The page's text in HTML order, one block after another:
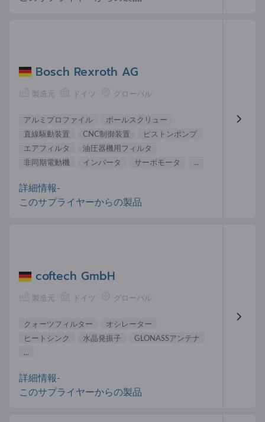
Bosch Rexroth AG
製造元 ドイツ グローバル
アルミプロファイル
ボールスクリュー
直線駆動装置
CNC制御装置
ピストンポンプ
エアフィルタ
油圧器機用フィルタ
非同期電動機
インバータ サーボモータ ...
詳細情報-
このサプライヤーからの製品
coftech GmbH
製造元 ドイツ グローバル
クォーツフィルター
オシレーター
ヒートシンク
水晶発振子
GLONASSアンテナ
...
詳細情報-
このサプライヤーからの製品